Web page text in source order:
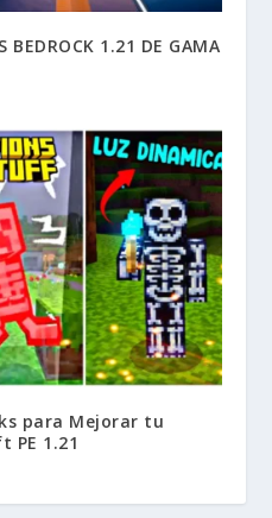
BEDROCK 1.21 DE GAMA
para Mejorar tu
PE 1.21